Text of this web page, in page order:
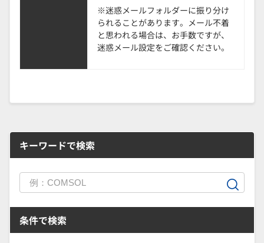
※迷惑メールフォルダーに振り分け
られることがあります。メール不着
と思われる場合は、お手数ですが、
迷惑メール設定をご確認ください。
キーワードで検索
条件で検索